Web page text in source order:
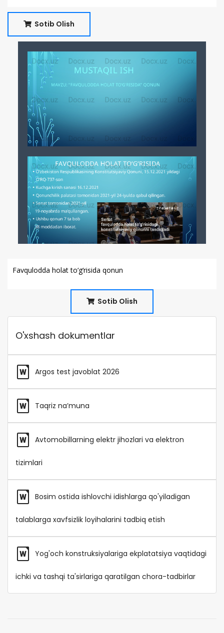
Sotib Olish
Favqulodda holat to‘g‘risida qonun
Sotib Olish
O'xshash dokumentlar
Argos test javoblat 2026
Taqriz na’muna
Avtomobillarning elektr jihozlari va elektron
tizimlari
Bosim ostida ishlovchi idishlarga qo'yiladigan
talablarga xavfsizlik loyihalarini tadbiq etish
Yog'och konstruksiyalariga ekplatatsiya vaqtidagi
ichki va tashqi ta'sirlariga qaratilgan chora-tadbirlar